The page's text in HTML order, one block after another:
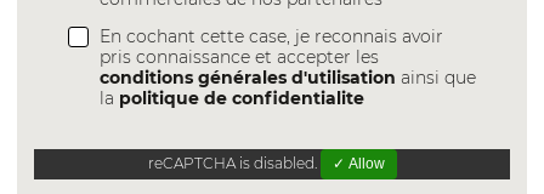
En cochant cette case, je reconnais avoir
pris connaissance et accepter les
conditions générales d'utilisation ainsi que
la politique de confidentialite
reCAPTCHA is disabled. ✓ Allow